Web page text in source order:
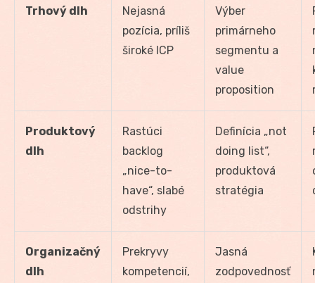
Trhový dlh
Nejasná
pozícia, príliš
široké ICP
Výber
primárneho
segmentu a
value
proposition
Produktový
dlh
Rastúci
backlog
„nice-to-
have“, slabé
odstrihy
Definícia „not
doing list“,
produktová
stratégia
Organizačný
dlh
Prekryvy
kompetencií,
Jasná
zodpovednosť